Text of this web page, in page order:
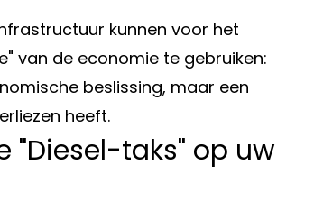
kunnen voor het
van de economie te gebruiken:
beslissing, maar een
heeft.
"Diesel-taks" op uw